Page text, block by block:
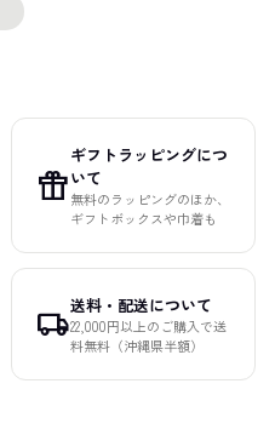
featured_seasonal_and_gifts
ギフトラッピングにつ
いて
無料のラッピングのほか、
ギフトボックスや巾着も
local_shipping送料・配送について
22,000円以上のご購入で送
料無料（沖縄県半額）